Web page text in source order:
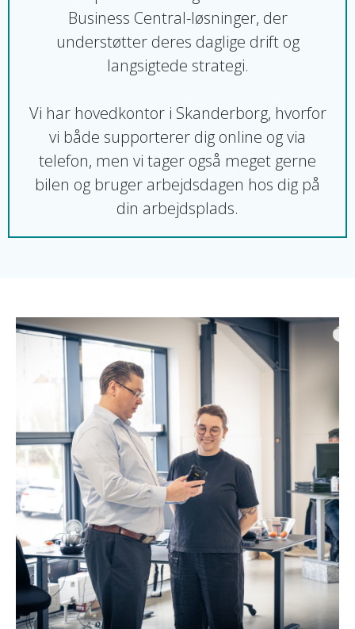
Business Central-løsninger, der
understøtter deres daglige drift og
langsigtede strategi.
Vi har hovedkontor i Skanderborg, hvorfor
vi både supporterer dig online og via
telefon, men vi tager også meget gerne
bilen og bruger arbejdsdagen hos dig på
din arbejdsplads.